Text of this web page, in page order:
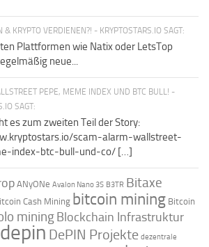
& KRYPTO VERDIENEN?! - KRYPTOSTARS.IO SAGT:
Plattformen wie Natix oder LetsTop
neue...
PEPE, MEME INDEX UND BTC BULL! -
SAGT:
es zum zweiten Teil der Story:
scam-alarm-wallstreet-
index-btc-bull-und-co/ […]
ANyONe Avalon Nano 3S B3TR Bitaxe
Cash Mining bitcoin mining Bitcoin
miningBlockchain Infrastruktur
depin DePIN Projekte dezentrale